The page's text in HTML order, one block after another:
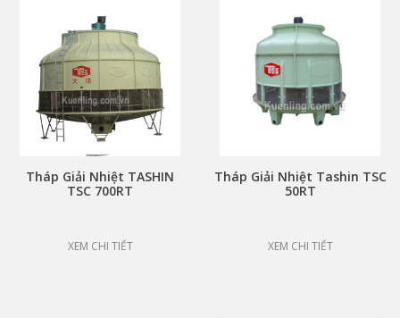
Tháp Giải Nhiệt TASHIN
TSC 700RT
XEM CHI TIẾT
Tháp Giải Nhiệt Tashin TSC
50RT
XEM CHI TIẾT